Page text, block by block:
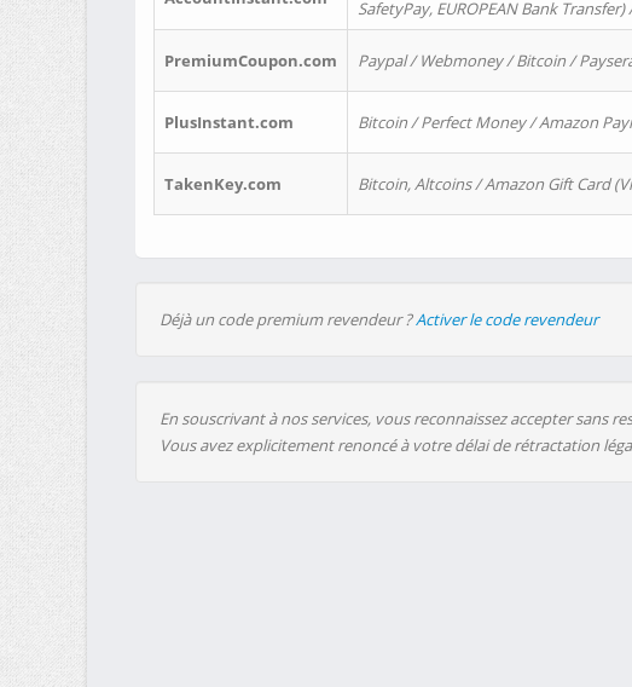
SafetyPay, EUROPEAN Bank
PremiumCoupon.com Paypal / Webmoney / Bitcoin /
PlusInstant.com Bitcoin / Perfect Money / Amazon
TakenKey.com Bitcoin, Altcoins / Amazon Gift Card
Déjà un code premium revendeur ?Activer le code revendeur
En souscrivant à nos services, vous reconnaissez accepter sans
Vous avez explicitement renoncé à votre délai de rétractation